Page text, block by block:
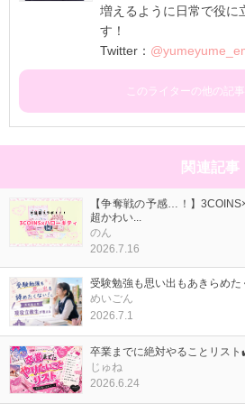
増えるように日常で役に
す！
Twitter：
このライターの他の記
関連記事
【争奪戦の予感…！】
超かわい...
のん
2026.7.16
受験勉強も思い出もあきらめた
めいごん
2026.7.1
卒業までに絶対やることリス
じゅね
2026.6.24